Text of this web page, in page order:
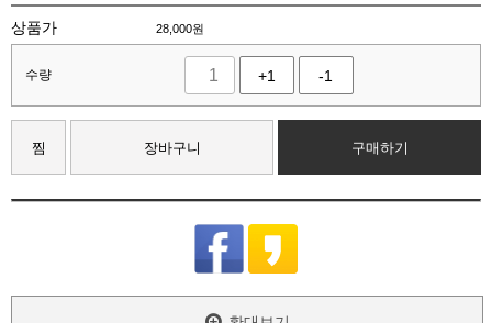
상품가 28,000원
수량 +1 -1
찜 장바구니 구매하기